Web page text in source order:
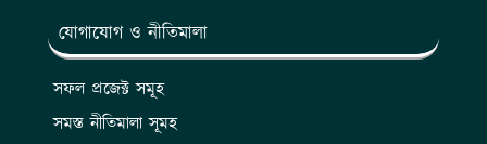
যোগাযোগ ও নীতিমালা
সফল প্রজেক্ট সমূহ
সমস্ত নীতিমালা সূমহ